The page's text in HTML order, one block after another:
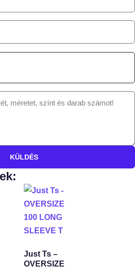
KÜLDÉS
Just Ts –
OVERSIZE